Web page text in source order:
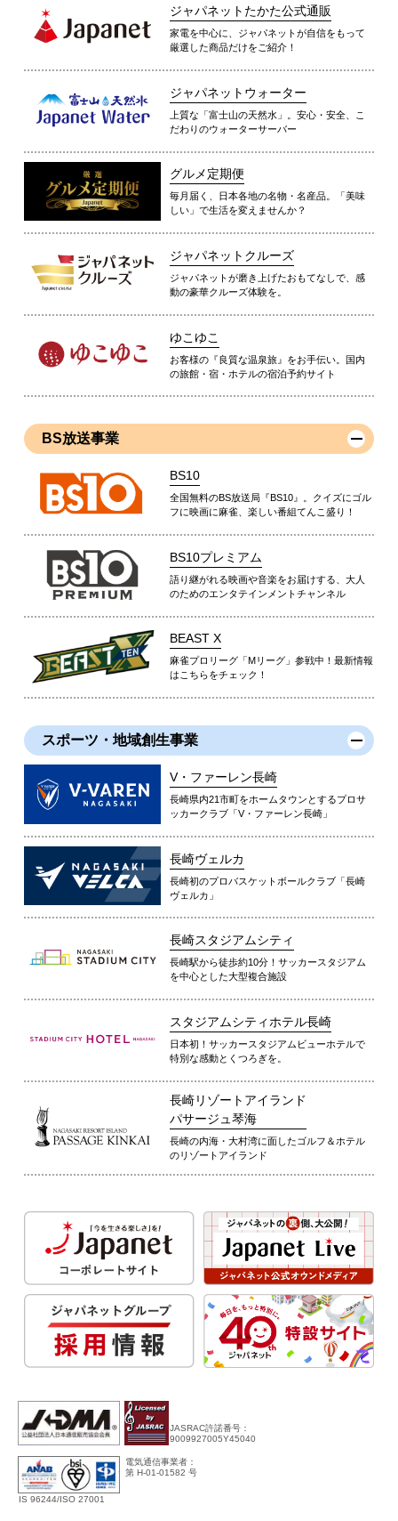
ジャパネットたかた公式通販
家電を中心に、ジャパネットが自信をもって
厳選した商品だけをご紹介！
ジャパネットウォーター
上質な「富士山の天然水」。安心・安全、こ
だわりのウォーターサーバー
グルメ定期便
毎月届く、日本各地の名物・名産品。「美味
しい」で生活を変えませんか？
ジャパネットクルーズ
ジャパネットが磨き上げたおもてなしで、感
動の豪華クルーズ体験を。
ゆこゆこ
お客様の『良質な温泉旅』をお手伝い。国内
の旅館・宿・ホテルの宿泊予約サイト
BS放送事業
BS10
全国無料のBS放送局『BS10』。クイズにゴル
フに映画に麻雀、楽しい番組てんこ盛り！
BS10プレミアム
語り継がれる映画や音楽をお届けする、大人
のためのエンタテインメントチャンネル
BEAST X
麻雀プロリーグ「Mリーグ」参戦中！最新情報
はこちらをチェック！
スポーツ・地域創生事業
V・ファーレン長崎
長崎県内21市町をホームタウンとするプロサ
ッカークラブ「V・ファーレン長崎」
長崎ヴェルカ
長崎初のプロバスケットボールクラブ「長崎
ヴェルカ」
長崎スタジアムシティ
長崎駅から徒歩約10分！サッカースタジアム
を中心とした大型複合施設
スタジアムシティホテル長崎
日本初！サッカースタジアムビューホテルで
特別な感動とくつろぎを。
長崎リゾートアイランド
パサージュ琴海
長崎の内海・大村湾に面したゴルフ＆ホテル
のリゾートアイランド
JASRAC許諾番号：
9009927005Y45040
IS 96244/ISO 27001
電気通信事業者：
第 H-01-01582 号